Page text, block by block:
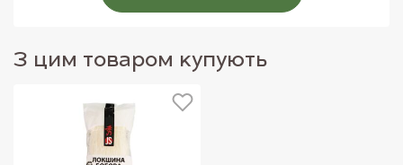
З цим товаром купують